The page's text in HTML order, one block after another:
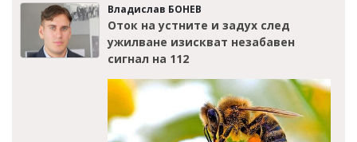
Владислав БОНЕВ
Оток на устните и задух след
ужилване изискват незабавен
сигнал на 112